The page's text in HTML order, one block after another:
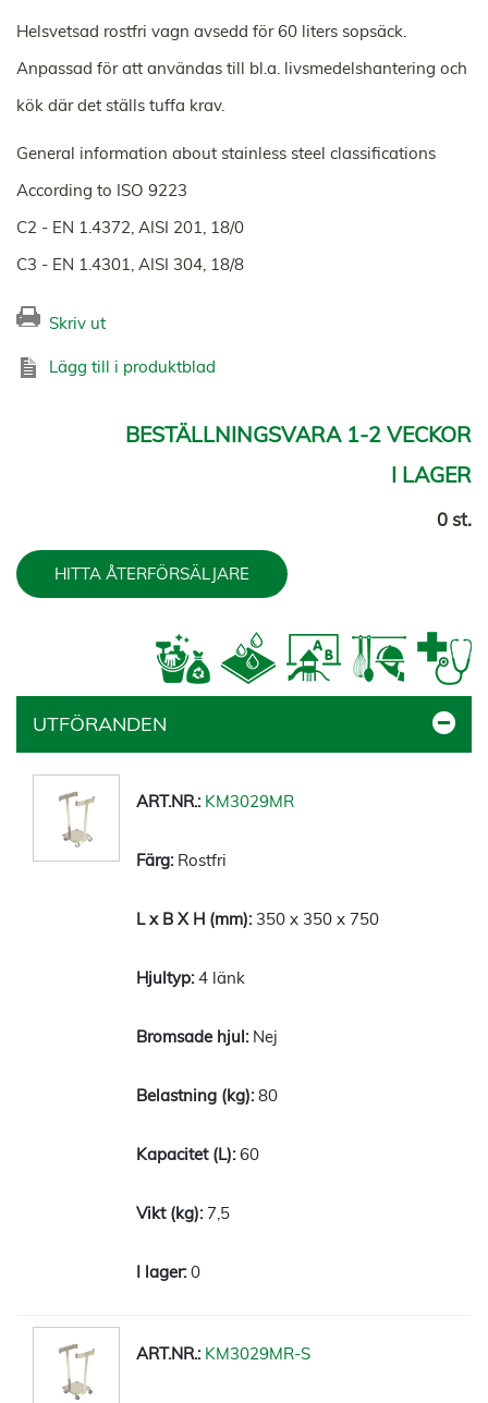
Helsvetsad rostfri vagn avsedd för 60 liters sopsäck.
Anpassad för att användas till bl.a. livsmedelshantering och
kök där det ställs tuffa krav.
General information about stainless steel classifications
According to ISO 9223
C2 - EN 1.4372, AISI 201, 18/0
C3 - EN 1.4301, AISI 304, 18/8
Skriv ut
Lägg till i produktblad
BESTÄLLNINGSVARA 1-2 VECKOR
I LAGER
0 st.
HITTA ÅTERFÖRSÄLJARE
UTFÖRANDEN
KM3029MR
Rostfri
350 x 350 x 750
4 länk
Nej
80
60
7,5
0
KM3029MR-S